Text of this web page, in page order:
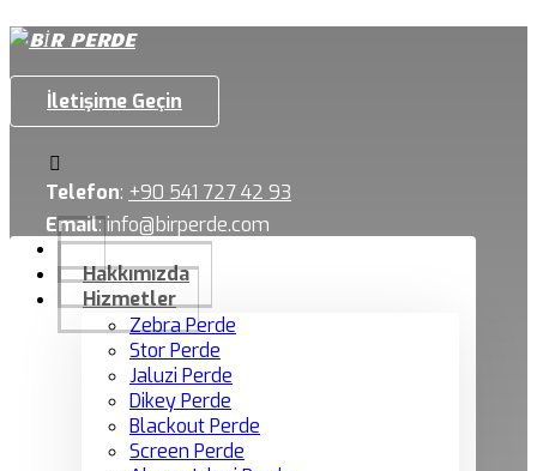
İletişime Geçin
Telefon: +90 541 727 42 93
Email:info@birperde.com
Hakkımızda
Hizmetler
Zebra Perde
Stor Perde
Jaluzi Perde
Dikey Perde
Blackout Perde
Screen Perde